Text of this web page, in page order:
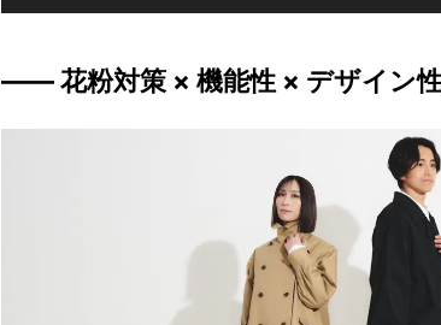
—— 花粉対策 × 機能性 × デザイン性